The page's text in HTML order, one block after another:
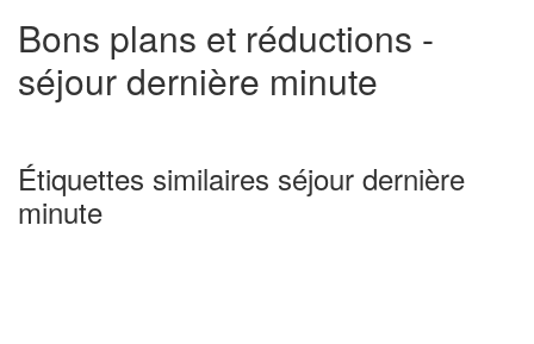
Bons plans et réductions -
séjour dernière minute
Étiquettes similaires séjour dernière
minute